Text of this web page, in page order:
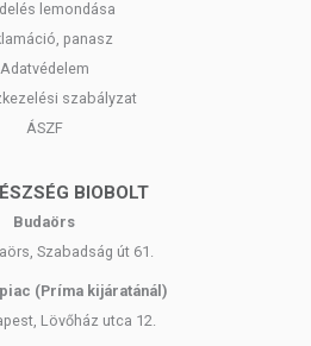
lemondása
panasz
Adatvédelem
szabályzat
ÁSZF
BIOBOLT
Budaörs
Szabadság út 61.
(Príma kijáratánál)
Lövőház utca 12.